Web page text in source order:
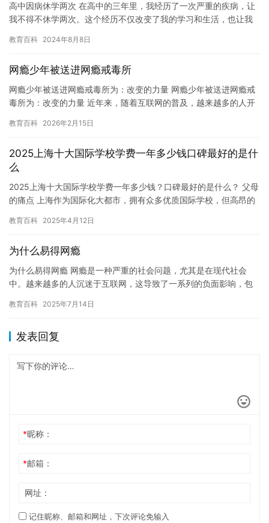
高中因病休学两次 在高中的三年里，我经历了一次严重的疾病，让
我不得不休学两次。这个经历不仅改变了我的学习和生活，也让我
重…
教育百科 2024年8月8日
网瘾少年被送进网瘾戒毒所
网瘾少年被送进网瘾戒毒所为：改变的力量 网瘾少年被送进网瘾戒
毒所为：改变的力量 近年来，随着互联网的普及，越来越多的人开
严…
教育百科 2026年2月15日
2025上海十大国际学校学费一年多少钱口碑最好的是什
么
2025上海十大国际学校学费一年多少钱？口碑最好的是什么？ 父母
的痛点 上海作为国际化大都市，拥有众多优质国际学校，但高昂的
教育百科 2025年4月12日
为什么易得网瘾
为什么易得网瘾 网瘾是一种严重的社会问题，尤其是在现代社会
中。越来越多的人沉迷于互联网，这导致了一系列的负面影响，包
瘾？ 互…
教育百科 2025年7月14日
发表回复
*昵称：
*邮箱：
网址：
记住昵称、邮箱和网址，下次评论免输入